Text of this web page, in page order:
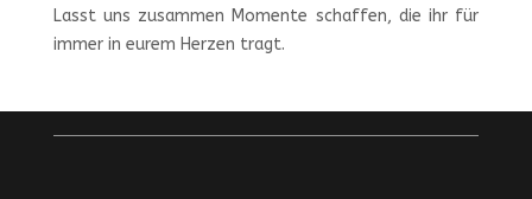
Lasst uns zusammen Momente schaffen, die ihr für
immer in eurem Herzen tragt.